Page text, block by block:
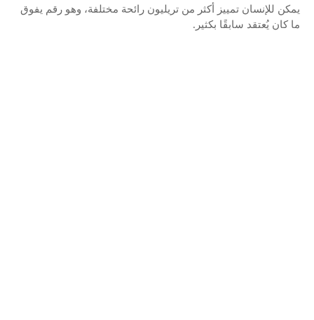
يمكن للإنسان تمييز أكثر من تريليون رائحة مختلفة، وهو رقم يفوق
ما كان يُعتقد سابقًا بكثير.